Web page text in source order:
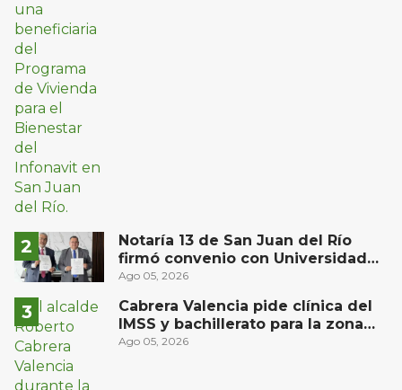
Notaría 13 de San Juan del Río
firmó convenio con Universidad
Privada del Bajío para recibir
Ago 05, 2026
Cabrera Valencia pide clínica del
IMSS y bachillerato para la zona
oriente de San Juan del Río
Ago 05, 2026